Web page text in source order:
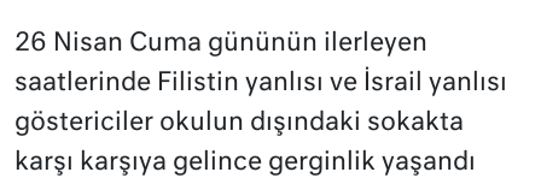
26 Nisan Cuma gününün ilerleyen
saatlerinde Filistin yanlısı ve İsrail yanlısı
göstericiler okulun dışındaki sokakta
karşı karşıya gelince gerginlik yaşandı